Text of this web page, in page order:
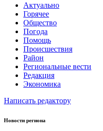
Актуально
Горячее
Общество
Погода
Помощь
Происшествия
Район
Региональные вести
Редакция
Экономика
Написать редактору
Новости региона